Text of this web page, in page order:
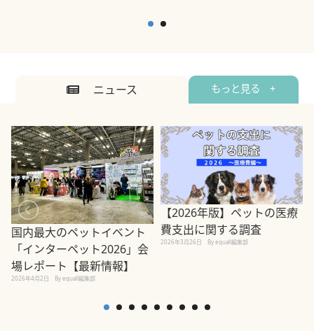
ニュース もっと見る +
国内最大のペットイベント
「インターペット2026」会
場レポート【最新情報】
2026年4月2日 By equall編集部
【2026年版】ペットの医療
費支出に関する調査
2026年3月26日 By equall編集部